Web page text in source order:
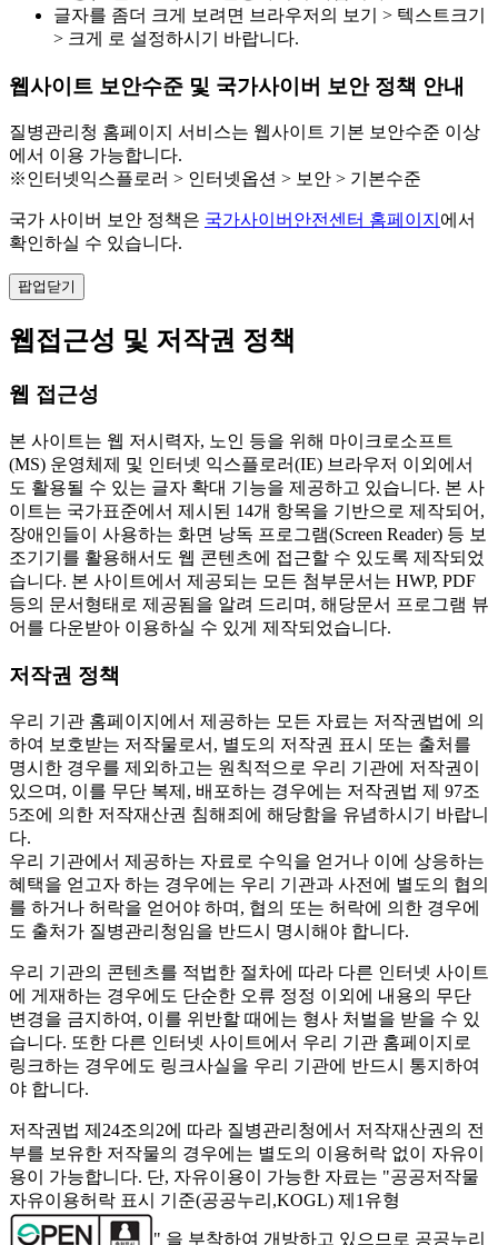
글자를 좀더 크게 보려면 브라우저의 보기 > 텍스트크기
> 크게 로 설정하시기 바랍니다.
웹사이트 보안수준 및 국가사이버 보안 정책 안내
질병관리청 홈페이지 서비스는 웹사이트 기본 보안수준 이상
에서 이용 가능합니다.
※인터넷익스플로러 > 인터넷옵션 > 보안 > 기본수준
국가 사이버 보안 정책은 국가사이버안전센터 홈페이지 에서
확인하실 수 있습니다.
팝업닫기
웹접근성 및 저작권 정책
웹 접근성
본 사이트는 웹 저시력자, 노인 등을 위해 마이크로소프트
(MS) 운영체제 및 인터넷 익스플로러(IE) 브라우저 이외에서
도 활용될 수 있는 글자 확대 기능을 제공하고 있습니다. 본 사
이트는 국가표준에서 제시된 14개 항목을 기반으로 제작되어,
장애인들이 사용하는 화면 낭독 프로그램(Screen Reader) 등 보
조기기를 활용해서도 웹 콘텐츠에 접근할 수 있도록 제작되었
습니다. 본 사이트에서 제공되는 모든 첨부문서는 HWP, PDF
등의 문서형태로 제공됨을 알려 드리며, 해당문서 프로그램 뷰
어를 다운받아 이용하실 수 있게 제작되었습니다.
저작권 정책
우리 기관 홈페이지에서 제공하는 모든 자료는 저작권법에 의
하여 보호받는 저작물로서, 별도의 저작권 표시 또는 출처를
명시한 경우를 제외하고는 원칙적으로 우리 기관에 저작권이
있으며, 이를 무단 복제, 배포하는 경우에는 저작권법 제 97조
5조에 의한 저작재산권 침해죄에 해당함을 유념하시기 바랍니
다.
우리 기관에서 제공하는 자료로 수익을 얻거나 이에 상응하는
혜택을 얻고자 하는 경우에는 우리 기관과 사전에 별도의 협의
를 하거나 허락을 얻어야 하며, 협의 또는 허락에 의한 경우에
도 출처가 질병관리청임을 반드시 명시해야 합니다.
우리 기관의 콘텐츠를 적법한 절차에 따라 다른 인터넷 사이트
에 게재하는 경우에도 단순한 오류 정정 이외에 내용의 무단
변경을 금지하여, 이를 위반할 때에는 형사 처벌을 받을 수 있
습니다. 또한 다른 인터넷 사이트에서 우리 기관 홈페이지로
링크하는 경우에도 링크사실을 우리 기관에 반드시 통지하여
야 합니다.
저작권법 제24조의2에 따라 질병관리청에서 저작재산권의 전
부를 보유한 저작물의 경우에는 별도의 이용허락 없이 자유이
용이 가능합니다. 단, 자유이용이 가능한 자료는 "공공저작물
자유이용허락 표시 기준(공공누리,KOGL) 제1유형
" 을 부착하여 개방하고 있으므로 공공누리